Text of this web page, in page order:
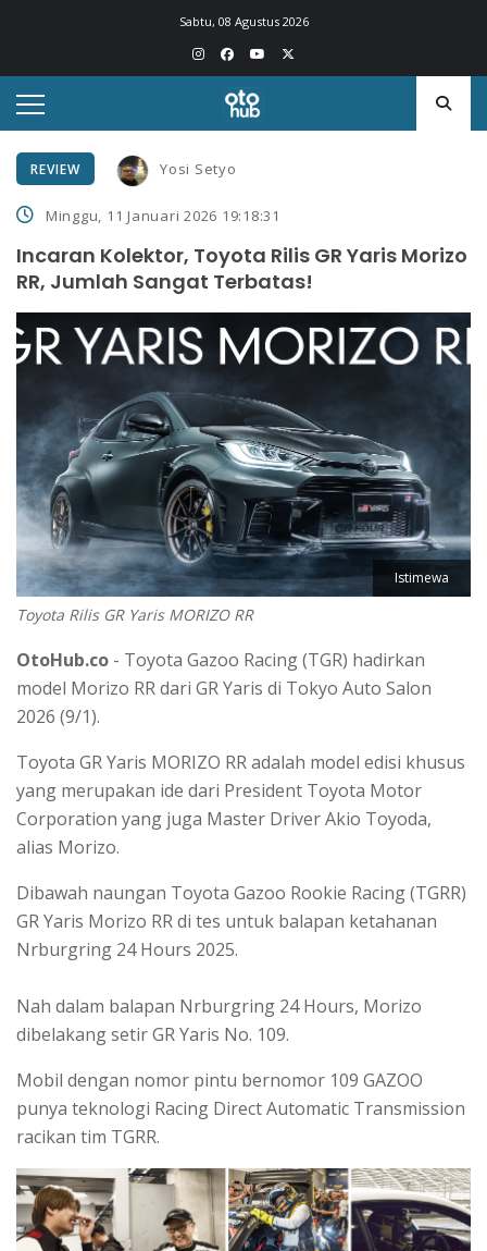
Sabtu, 08 Agustus 2026
REVIEW Yosi Setyo
Minggu, 11 Januari 2026 19:18:31
Incaran Kolektor, Toyota Rilis GR Yaris Morizo
RR, Jumlah Sangat Terbatas!
Istimewa
Toyota Rilis GR Yaris MORIZO RR
OtoHub.co - Toyota Gazoo Racing (TGR) hadirkan
model Morizo RR dari GR Yaris di Tokyo Auto Salon
2026 (9/1).
Toyota GR Yaris MORIZO RR adalah model edisi khusus
yang merupakan ide dari President Toyota Motor
Corporation yang juga Master Driver Akio Toyoda,
alias Morizo.
Dibawah naungan Toyota Gazoo Rookie Racing (TGRR)
GR Yaris Morizo RR di tes untuk balapan ketahanan
Nrburgring 24 Hours 2025.
Nah dalam balapan Nrburgring 24 Hours, Morizo
dibelakang setir GR Yaris No. 109.
Mobil dengan nomor pintu bernomor 109 GAZOO
punya teknologi Racing Direct Automatic Transmission
racikan tim TGRR.